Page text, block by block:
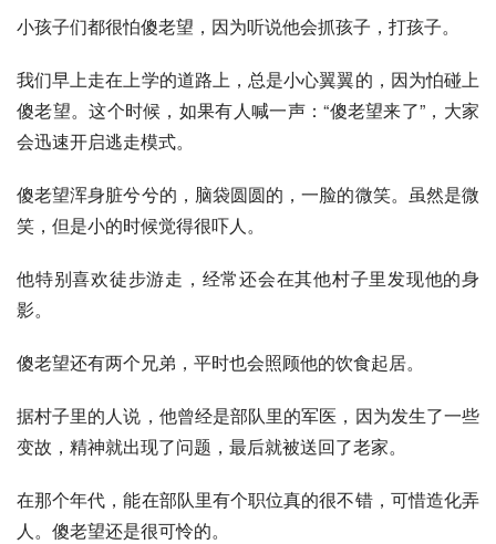
小孩子们都很怕傻老望，因为听说他会抓孩子，打孩子。
我们早上走在上学的道路上，总是小心翼翼的，因为怕碰上
傻老望。这个时候，如果有人喊一声：“傻老望来了”，大家
会迅速开启逃走模式。
傻老望浑身脏兮兮的，脑袋圆圆的，一脸的微笑。虽然是微
笑，但是小的时候觉得很吓人。
他特别喜欢徒步游走，经常还会在其他村子里发现他的身
影。
傻老望还有两个兄弟，平时也会照顾他的饮食起居。
据村子里的人说，他曾经是部队里的军医，因为发生了一些
变故，精神就出现了问题，最后就被送回了老家。
在那个年代，能在部队里有个职位真的很不错，可惜造化弄
人。傻老望还是很可怜的。